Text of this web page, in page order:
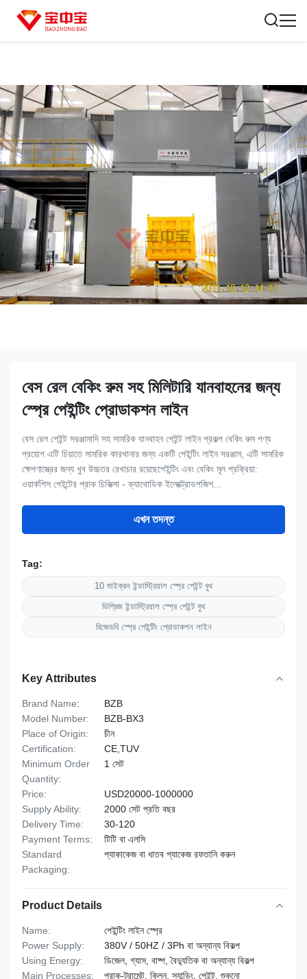
বেস রেল বেকিং রুম সহ মিলিটারি যানবাহনের জন্য
স্প্রে পেইন্টিং প্রোডাকশন লাইন
বেস রেল পেইন্ট সরঞ্জামাদি সহ সামরিক যানবাহন পেইন্ট লাইন প্রকল্প বেকিং রুম পণ্য
প্রয়োগ এটি চিয়াতে সামরিক কারখানার জন্য একটি পেইন্টিং লাইন সরঞ্জাম, এটি সামরিক
ক্ষেপণাস্ত্রের জন্য খুব উচ্চতর রেখাচার রয়েছেপেইন্টিং এবং বেকিং মূল প্রক্রিয়া:
ওয়ার্কপিস পেইন্টের প্রাক চিকিত্সা - ক্যাথোডিক ইলেক্ট্রোডপজিশ...
এখন তদন্ত
Tag:
10 মাইক্রন ইন্ডাস্ট্রিয়াল স্প্রে পেইন্ট বুথ
ডিগ্রিজ ইন্ডাস্ট্রিয়াল স্প্রে পেইন্ট বুথ
বিজেডবি স্প্রে পেইন্টিং প্রোডাকশন লাইন
Key Attributes
Brand Name:
BZB
Model Number:
BZB-BX3
Place of Origin:
চীন
Certification:
CE,TUV
Minimum Order
Quantity:
1 সেট
Price:
USD20000-1000000
Supply Ability:
2000 সেট প্রতি বছর
Delivery Time:
30-120
Payment Terms:
টিটি বা এলসি
Standard
Packaging:
প্যাকাকেজ বা ধাতব প্যাকেজ রফতানি করুন
Product Details
Name:
পেইন্টিং লাইন স্প্রে
Power Supply:
380V / 50HZ / 3Ph বা অন্যান্য বিকল্প
Using Energy:
ডিজেল, গ্যাস, বাষ্প, বৈদ্যুতিক বা অন্যান্য বিকল্প
Main Processes:
প্রাক-ট্রামেন্ট, ক্লিন, স্যান্ডিং, পেইন্ট, শুকনো